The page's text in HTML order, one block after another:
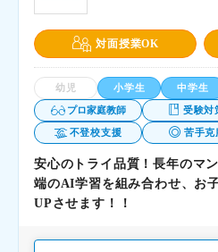
対面授業OK
幼児 小学生 中学生
プロ家庭教師 受験対
不登校支援 苦手克
安心のトライ品質！長年のマ
端のAI学習を組み合わせ、お
UPさせます！！